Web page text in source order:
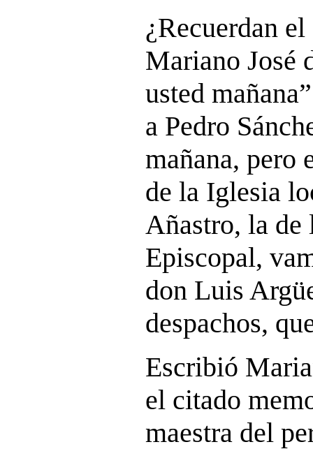
¿Recuerdan
Mariano José
usted
a Pedro
mañana, pero
de la Iglesia
Añastro, la de
Episcopal,
don Luis
despachos,
Escribió
el citado
maestra del